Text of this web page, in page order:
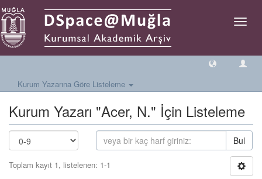
Geçiş
Kurum Yazarına Göre Listeleme
Kurum Yazarı "Acer, N." İçin Listeleme
Bul
Toplam kayıt 1, listelenen: 1-1